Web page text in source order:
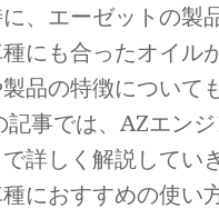
、エーゼットの製
にも合ったオイル
品の特徴について
記事では、AZエン
詳しく解説してい
におすすめの使い